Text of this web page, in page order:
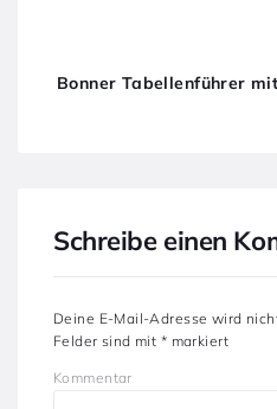
Bonner Tabellenführer
Schreibe einen
Deine E-Mail-Adresse wird
Felder sind mit * markiert
Kommentar